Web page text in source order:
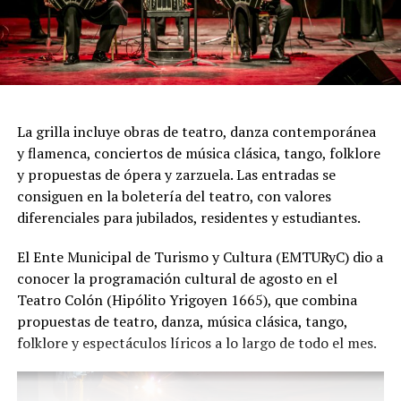
"Queremos que quienes todavía no conocen Tango
Furia descubran por qué el tango puede emocionar a
todas las generaciones. Y que quienes ya vivieron una de
nuestras funciones tengan ganas de volver, porque cada
función hay meses de ensayo y un enorme trabajo en
equipo para emocionar y sorprender al
público", expresa Emmanuel Marín.
distinguida con los Premios Estrella de Mar 2024 y
2026 como Mejor Espectáculo de Danza y con el Premio
Faro de Oro 2024. Además, Emmanuel Marín y Lola
Gutiérrez Rey obtuvieron el subcampeonato en el
Mundial de Tango de Buenos Aires.
La grilla incluye obras de teatro, danza contemporánea
y flamenca, conciertos de música clásica, tango, folklore
y propuestas de ópera y zarzuela. Las entradas se
consiguen en la boletería del teatro, con valores
diferenciales para jubilados, residentes y estudiantes.
El Ente Municipal de Turismo y Cultura (EMTURyC) dio a
conocer la programación cultural de agosto en el
Teatro Colón (Hipólito Yrigoyen 1665), que combina
propuestas de teatro, danza, música clásica, tango,
folklore y espectáculos líricos a lo largo de todo el mes.